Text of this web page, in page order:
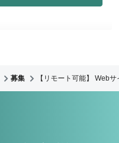
募集 【リモート可能】 Web